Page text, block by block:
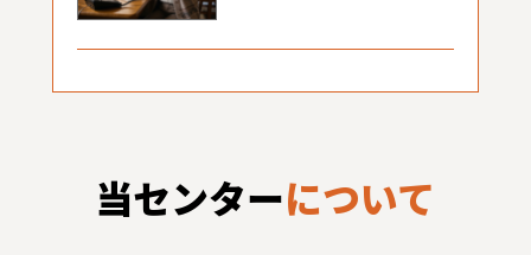
当センターについて